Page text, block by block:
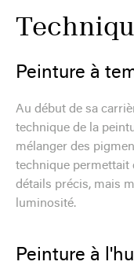
Peinture à
Au début de sa
technique de la
mélanger des
technique permettait
détails précis, mais
luminosité.
Peinture à